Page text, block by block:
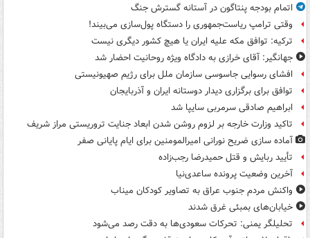
اتمام بودجه پنتاگون در آستانه گسترش جنگ
وقتی ترامپ ریاست‌جمهوری را دستگاه پول‌سازی می‌بیند!
ترکیه: توافق مکه علیه ایران یا هیچ کشور دیگری نیست
جهانگیر: آقای خرازی به دادگاه ویژه روحانیت احضار شد
افشای رسوایی جاسوسی سازمان ملل برای رژیم صهیونیستی
توافق برای برگزاری دیدار دوستانه ایران و آذربایجان
ابراهیم صادقی سرمربی سایپا شد
تاکید وزارت خارجه بر لزوم روشن شدن ابعاد جنایت تروریستی مراز شریف
آماده سازی ضریح نورانی امیرالمومنین برای ایام پایانی صفر
تأیید ربایش و قتل حمیدرضا رجب‌زاده
آخرین وضعیت پرونده ساعدی‌نیا
واکنش مردم جنوب عراق به تصاویر کودکان میناب
خیابان‌های بمبئی غرق شدند
تحلیلگر یمنی: تحرکات سعودی‌ها به دقت رصد می‌شود